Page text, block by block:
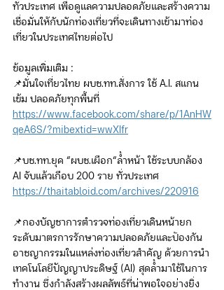
ทั่วประเทศ เพื่อดูแลความปลอดภัยและสร้างความ
เชื่อมั่นให้กับนักท่องเที่ยวที่จะเดินทางเข้ามาท่อง
เที่ยวในประเทศไทยต่อไป
ข้อมูลเพิ่มเติม :
📌มั่นใจเที่ยวไทย ผบช.ทท.สั่งการ ใช้ A.I. สแกน
เข้ม ปลอดภัยทุกพื้นที่
https://www.facebook.com/share/p/1AnHW
qeA6S/?mibextid=wwXIfr
📌บช.ทท.ยุค “ผบช.เผือก“ล้ำหน้า ใช้ระบบกล้อง
AI จับแล้วเกือบ 200 ราย ทั่วประเทศ
https://thaitabloid.com/archives/220916
📌กองบัญชาการตำรวจท่องเที่ยวเดินหน้ายก
ระดับมาตรการรักษาความปลอดภัยและป้องกัน
อาชญากรรมในแหล่งท่องเที่ยวสำคัญ ด้วยการนำ
เทคโนโลยีปัญญาประดิษฐ์ (AI) สุดล้ำมาใช้ในการ
ทำงาน ซึ่งกำลังสร้างผลลัพธ์ที่น่าพอใจอย่างยิ่ง